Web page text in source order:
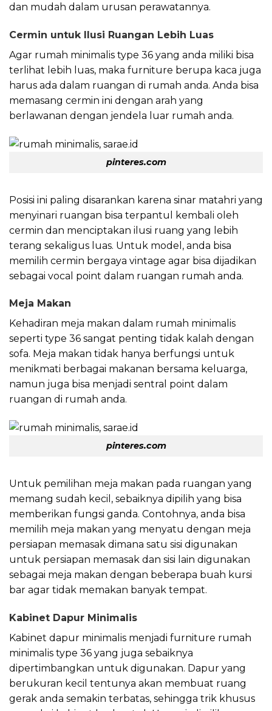
dan mudah dalam urusan perawatannya.
Cermin untuk Ilusi Ruangan Lebih Luas
Agar rumah minimalis type 36 yang anda miliki bisa
terlihat lebih luas, maka furniture berupa kaca juga
harus ada dalam ruangan di rumah anda. Anda bisa
memasang cermin ini dengan arah yang
berlawanan dengan jendela luar rumah anda.
pinteres.com
Posisi ini paling disarankan karena sinar matahri yang
menyinari ruangan bisa terpantul kembali oleh
cermin dan menciptakan ilusi ruang yang lebih
terang sekaligus luas. Untuk model, anda bisa
memilih cermin bergaya vintage agar bisa dijadikan
sebagai vocal point dalam ruangan rumah anda.
Meja Makan
Kehadiran meja makan dalam rumah minimalis
seperti type 36 sangat penting tidak kalah dengan
sofa. Meja makan tidak hanya berfungsi untuk
menikmati berbagai makanan bersama keluarga,
namun juga bisa menjadi sentral point dalam
ruangan di rumah anda.
pinteres.com
Untuk pemilihan meja makan pada ruangan yang
memang sudah kecil, sebaiknya dipilih yang bisa
memberikan fungsi ganda. Contohnya, anda bisa
memilih meja makan yang menyatu dengan meja
persiapan memasak dimana satu sisi digunakan
untuk persiapan memasak dan sisi lain digunakan
sebagai meja makan dengan beberapa buah kursi
bar agar tidak memakan banyak tempat.
Kabinet Dapur Minimalis
Kabinet dapur minimalis menjadi furniture rumah
minimalis type 36 yang juga sebaiknya
dipertimbangkan untuk digunakan. Dapur yang
berukuran kecil tentunya akan membuat ruang
gerak anda semakin terbatas, sehingga trik khusus